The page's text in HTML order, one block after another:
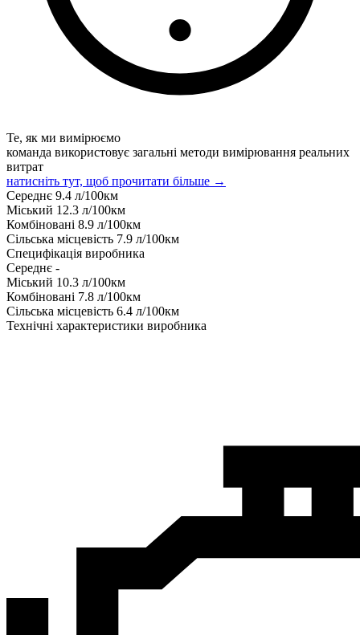
Те, як ми вимірюємо
команда використовує загальні методи вимірювання реальних
витрат
натисніть тут, щоб прочитати більше →
Середнє 9.4 л/100км
Міський 12.3 л/100км
Комбіновані 8.9 л/100км
Сільська місцевість 7.9 л/100км
Специфікація виробника
Середнє -
Міський 10.3 л/100км
Комбіновані 7.8 л/100км
Сільська місцевість 6.4 л/100км
Технічні характеристики виробника